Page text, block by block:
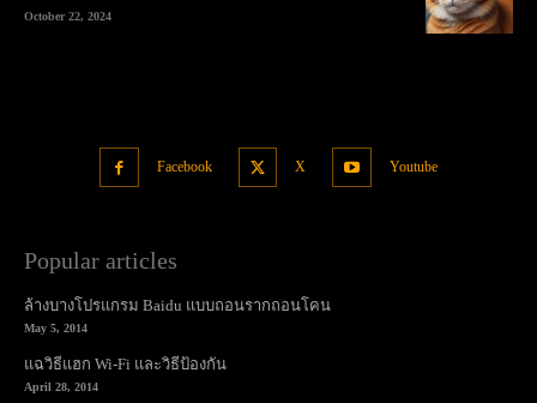
October 22, 2024
Facebook X Youtube
Popular articles
ล้างบางโปรแกรม Baidu แบบถอนรากถอนโคน
May 5, 2014
แฉวิธีแฮก Wi-Fi และวิธีป้องกัน
April 28, 2014